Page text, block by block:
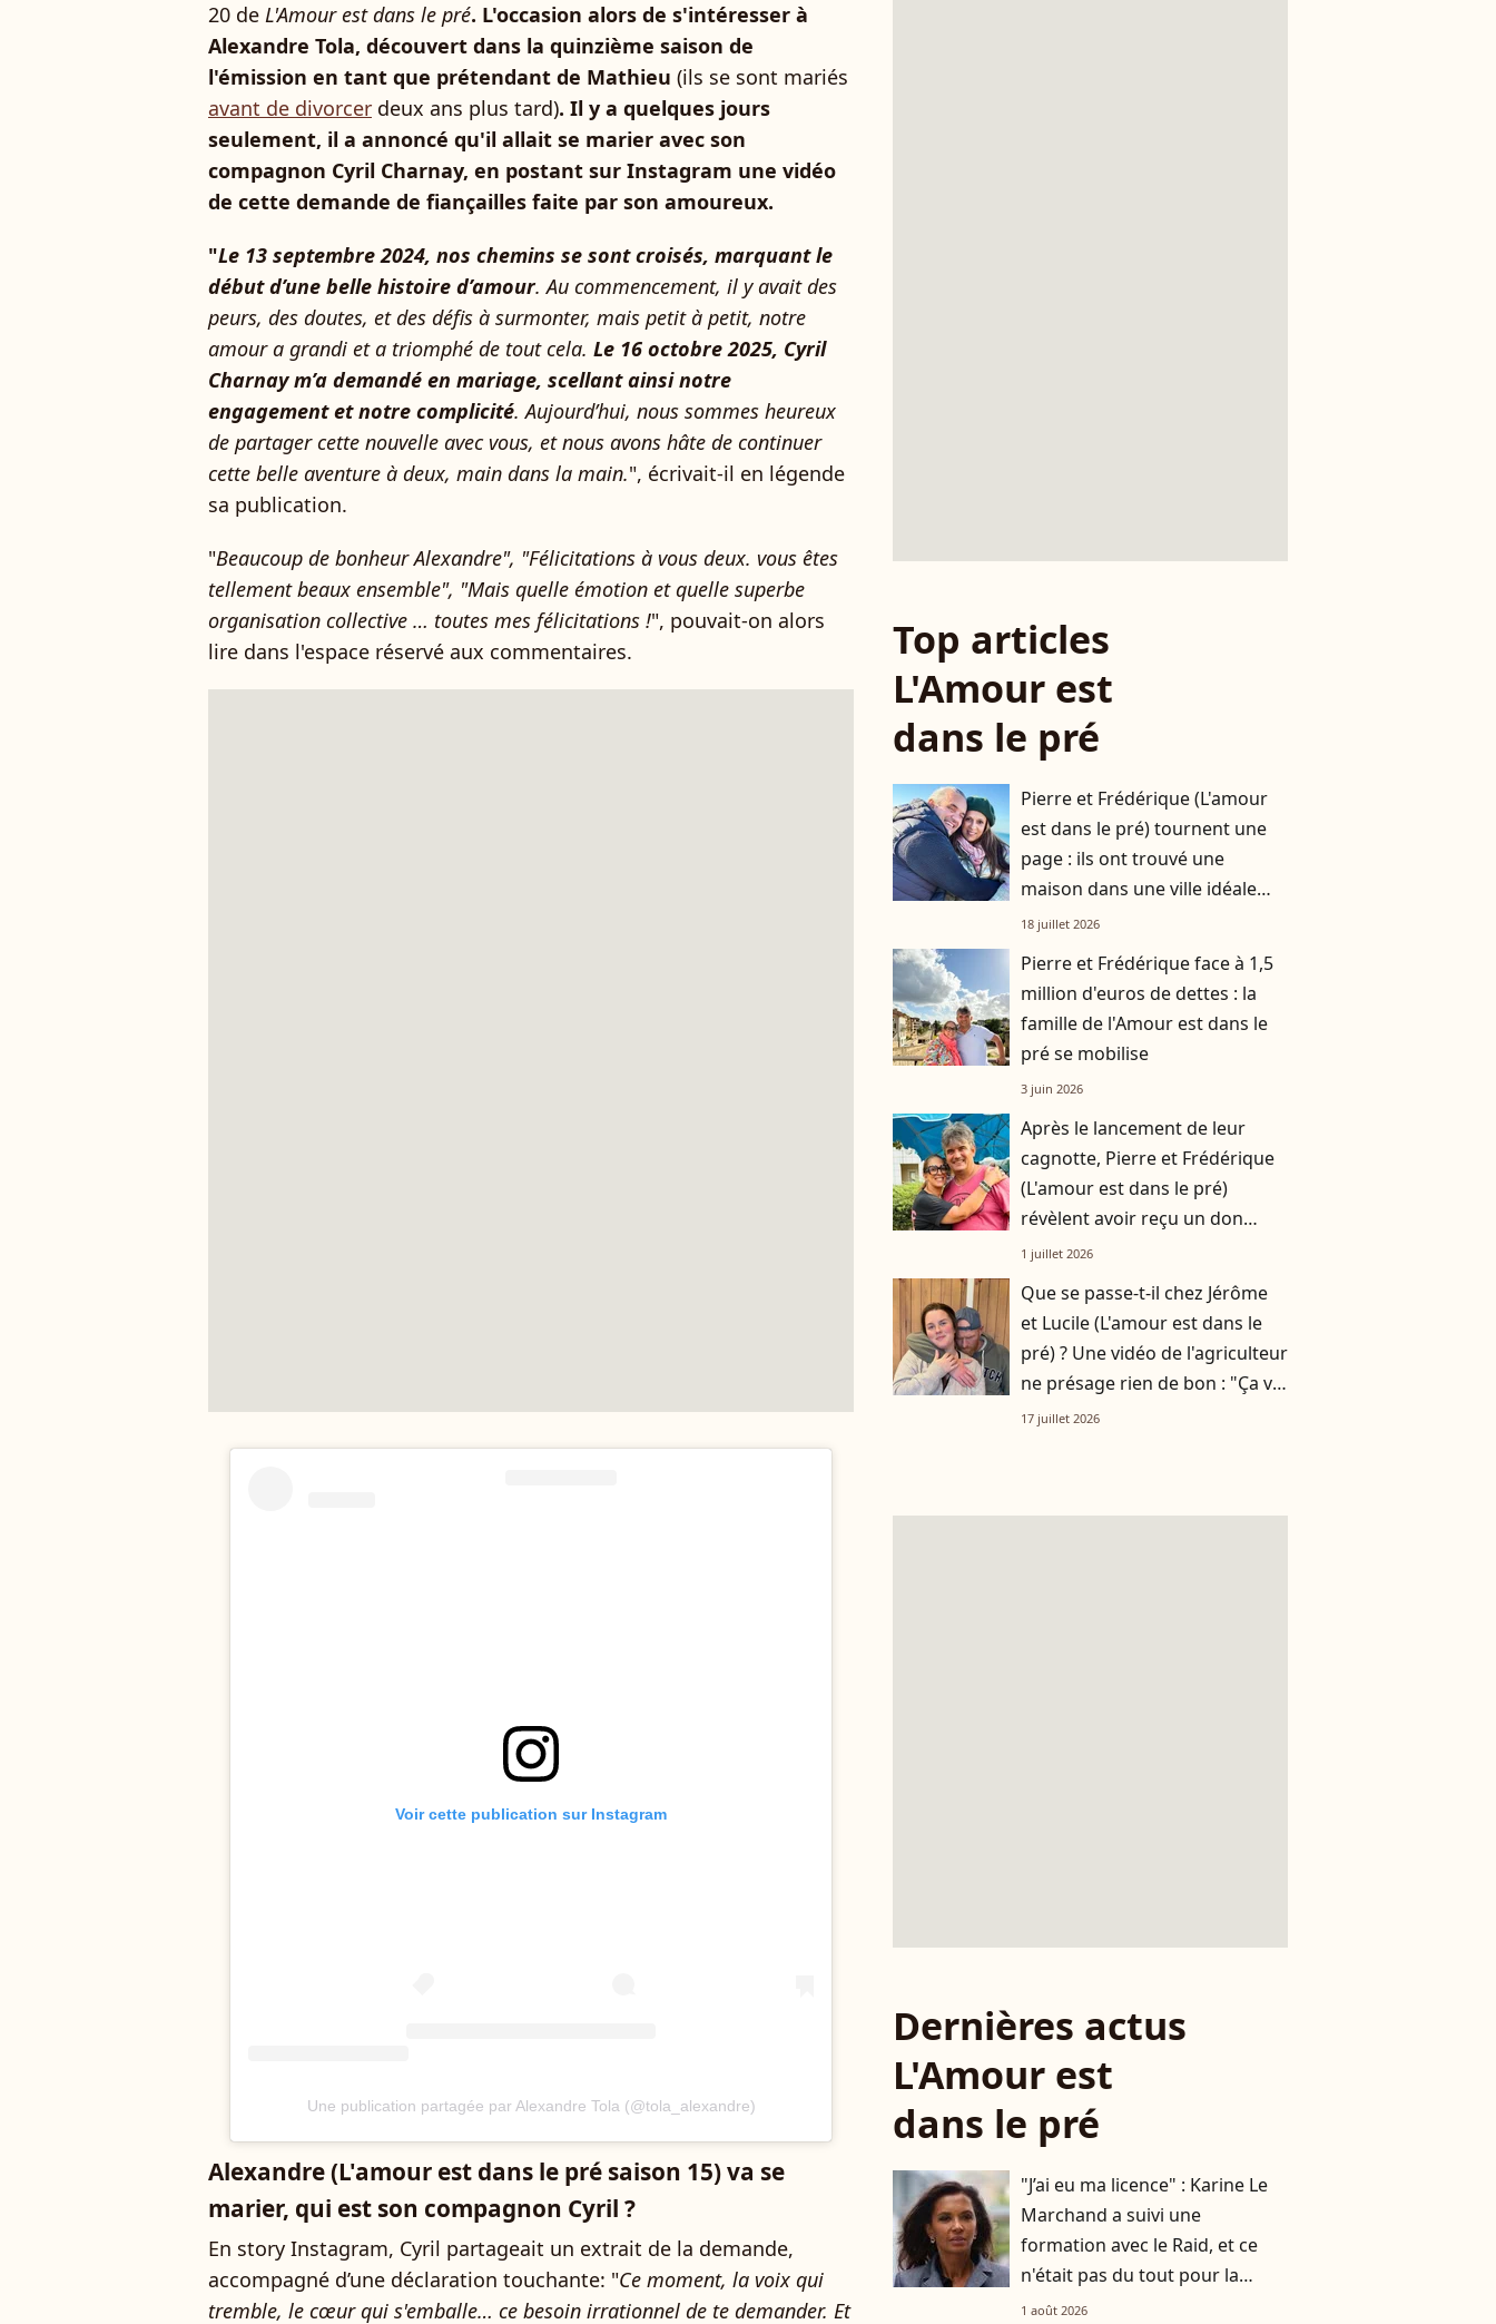
20 de L'Amour est dans le pré. L'occasion alors de s'intéresser à
Alexandre Tola, découvert dans la quinzième saison de
l'émission en tant que prétendant de Mathieu (ils se sont mariés
avant de divorcer deux ans plus tard). Il y a quelques jours
seulement, il a annoncé qu'il allait se marier avec son
compagnon Cyril Charnay, en postant sur Instagram une vidéo
de cette demande de fiançailles faite par son amoureux.
"Le 13 septembre 2024, nos chemins se sont croisés, marquant le
début d’une belle histoire d’amour. Au commencement, il y avait des
peurs, des doutes, et des défis à surmonter, mais petit à petit, notre
amour a grandi et a triomphé de tout cela. Le 16 octobre 2025, Cyril
Charnay m’a demandé en mariage, scellant ainsi notre
engagement et notre complicité. Aujourd’hui, nous sommes heureux
de partager cette nouvelle avec vous, et nous avons hâte de continuer
cette belle aventure à deux, main dans la main.", écrivait-il en légende
sa publication.
"Beaucoup de bonheur Alexandre", "Félicitations à vous deux. vous êtes
tellement beaux ensemble", "Mais quelle émotion et quelle superbe
organisation collective … toutes mes félicitations !", pouvait-on alors
lire dans l'espace réservé aux commentaires.
Voir cette publication sur Instagram
Une publication partagée par Alexandre Tola (@tola_alexandre)
Alexandre (L'amour est dans le pré saison 15) va se
marier, qui est son compagnon Cyril ?
En story Instagram, Cyril partageait un extrait de la demande,
accompagné d’une déclaration touchante: "Ce moment, la voix qui
tremble, le cœur qui s'emballe… ce besoin irrationnel de te demander. Et
Top articles
L'Amour est
dans le pré
Pierre et Frédérique (L'amour
est dans le pré) tournent une
page : ils ont trouvé une
maison dans une ville idéale
pour les agriculteurs !
18 juillet 2026
Pierre et Frédérique face à 1,5
million d'euros de dettes : la
famille de l'Amour est dans le
pré se mobilise
3 juin 2026
Après le lancement de leur
cagnotte, Pierre et Frédérique
(L'amour est dans le pré)
révèlent avoir reçu un don
anonyme de 10.000 euros
1 juillet 2026
Que se passe-t-il chez Jérôme
et Lucile (L'amour est dans le
pré) ? Une vidéo de l'agriculteur
ne présage rien de bon : "Ça va
mal se terminer pour moi"
17 juillet 2026
Dernières actus
L'Amour est
dans le pré
"J’ai eu ma licence" : Karine Le
Marchand a suivi une
formation avec le Raid, et ce
n'était pas du tout pour la
télévision
1 août 2026